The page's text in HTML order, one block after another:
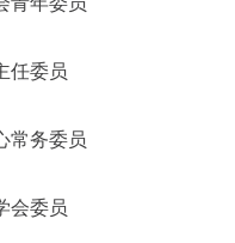
任委员
常务委员
会委员